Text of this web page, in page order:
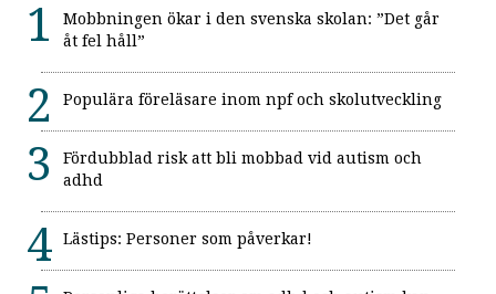
Mobbningen ökar i den svenska skolan: ”Det går
åt fel håll”
Populära föreläsare inom npf och skolutveckling
Fördubblad risk att bli mobbad vid autism och
adhd
Lästips: Personer som påverkar!